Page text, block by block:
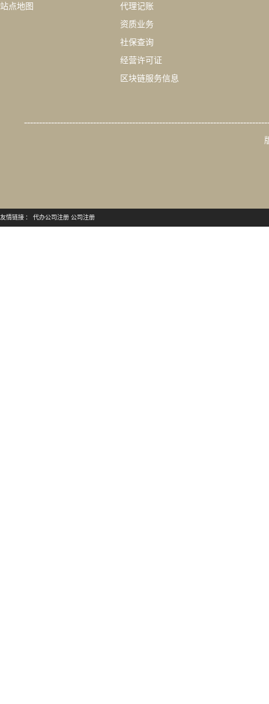
站点地图
代理记账
资质业务
社保查询
经营许可证
区块链服务信息
友情链接 ： 代办公司注册 公司注册